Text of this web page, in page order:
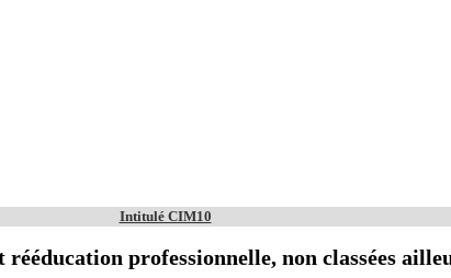
Intitulé CIM10
professionnelle, non classées